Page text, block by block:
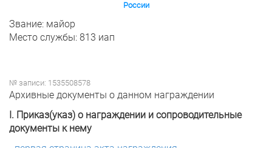
России
Звание: майор
Место службы: 813 иап
№ записи: 1535508578
Архивные документы о данном награждении
I. Приказ(указ) о награждении и сопроводительные
документы к нему